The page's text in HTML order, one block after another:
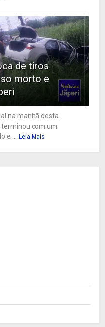
de tiros
morto e
na manhã desta
com um
e ...
Leia Mais